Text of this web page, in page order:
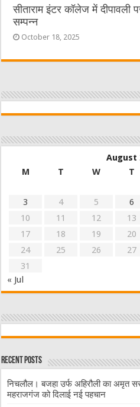
सीताराम इंटर कॉलेज में दीपावली
सम्पन्न
October 18, 2025
August
M
T W T
3
4 5 6
10
11 12 13
17
18 19 20
24
25 26 27
31
« Jul
Recent Posts
निचलौल। बजहा उर्फ अहिरौली का अमृत
महराजगंज को दिलाई नई पहचान